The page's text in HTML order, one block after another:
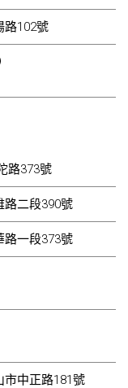
路102號
路373號
路二段390號
路一段373號
市中正路181號